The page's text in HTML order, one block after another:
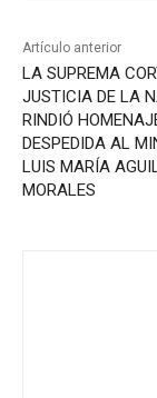
Artículo anterior
LA SUPREMA
JUSTICIA DE LA
RINDIÓ
DESPEDIDA AL
LUIS MARÍA
MORALES